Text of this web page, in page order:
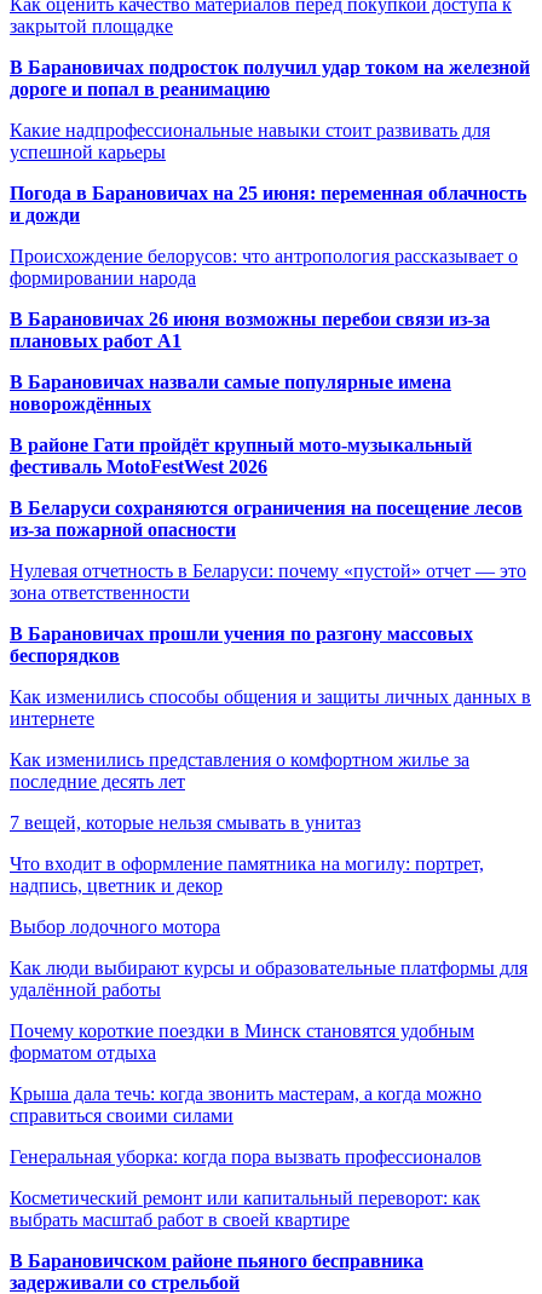
закрытой площадке
В Барановичах подросток получил удар током на железной
дороге и попал в реанимацию
Какие надпрофессиональные навыки стоит развивать для
успешной карьеры
Погода в Барановичах на 25 июня: переменная облачность
и дожди
Происхождение белорусов: что антропология рассказывает о
формировании народа
В Барановичах 26 июня возможны перебои связи из-за
плановых работ A1
В Барановичах назвали самые популярные имена
новорождённых
В районе Гати пройдёт крупный мото-музыкальный
фестиваль MotoFestWest 2026
В Беларуси сохраняются ограничения на посещение лесов
из-за пожарной опасности
Нулевая отчетность в Беларуси: почему «пустой» отчет — это
зона ответственности
В Барановичах прошли учения по разгону массовых
беспорядков
Как изменились способы общения и защиты личных данных в
интернете
Как изменились представления о комфортном жилье за
последние десять лет
7 вещей, которые нельзя смывать в унитаз
Что входит в оформление памятника на могилу: портрет,
надпись, цветник и декор
Выбор лодочного мотора
Как люди выбирают курсы и образовательные платформы для
удалённой работы
Почему короткие поездки в Минск становятся удобным
форматом отдыха
Крыша дала течь: когда звонить мастерам, а когда можно
справиться своими силами
Генеральная уборка: когда пора вызвать профессионалов
Косметический ремонт или капитальный переворот: как
выбрать масштаб работ в своей квартире
В Барановичском районе пьяного бесправника
задерживали со стрельбой